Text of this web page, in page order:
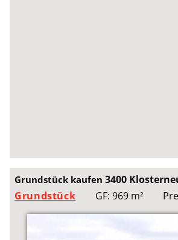
Grundstück kaufen3400
Grundstück
GF: 969 m²